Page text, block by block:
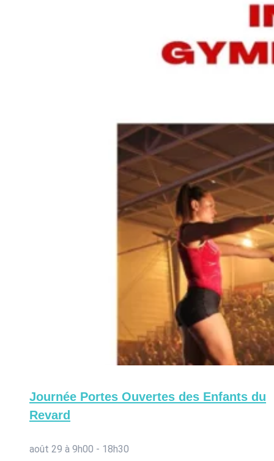
Journée Portes Ouvertes des Enfants du
Revard
août 29 à 9h00 - 18h30